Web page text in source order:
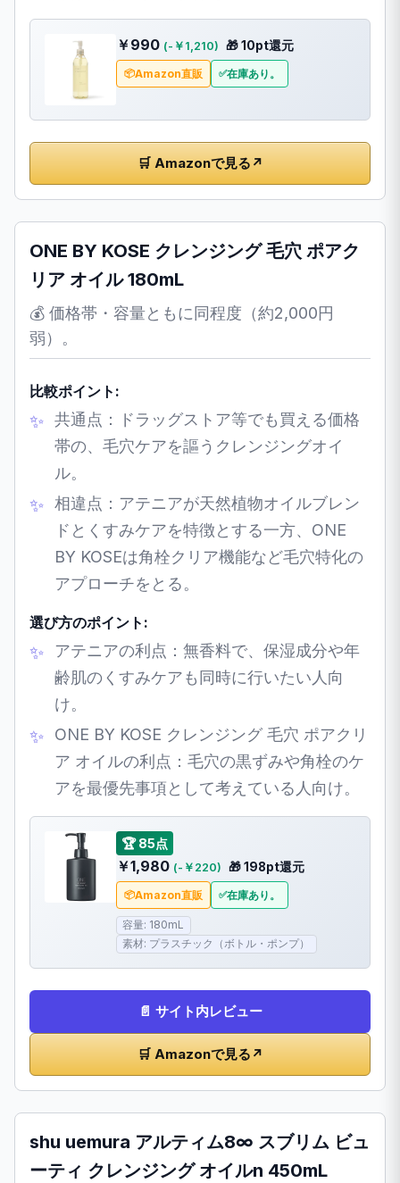
￥990 (-￥1,210) 🎁 10pt還元
Amazon直販 在庫あり。
🛒 Amazonで見る ↗
ONE BY KOSE クレンジング 毛穴 ポアク
リア オイル 180mL
💰 価格帯・容量ともに同程度（約2,000円
弱）。
比較ポイント:
共通点：ドラッグストア等でも買える価格
帯の、毛穴ケアを謳うクレンジングオイ
ル。
相違点：アテニアが天然植物オイルブレン
ドとくすみケアを特徴とする一方、ONE
BY KOSEは角栓クリア機能など毛穴特化の
アプローチをとる。
選び方のポイント:
アテニアの利点：無香料で、保湿成分や年
齢肌のくすみケアも同時に行いたい人向
け。
ONE BY KOSE クレンジング 毛穴 ポアクリ
ア オイルの利点：毛穴の黒ずみや角栓のケ
アを最優先事項として考えている人向け。
🏆 85点
￥1,980 (-￥220) 🎁 198pt還元
Amazon直販 在庫あり。
容量: 180mL
素材: プラスチック（ボトル・ポンプ）
📄 サイト内レビュー
🛒 Amazonで見る ↗
shu uemura アルティム8∞ スブリム ビュ
ーティ クレンジング オイルn 450mL